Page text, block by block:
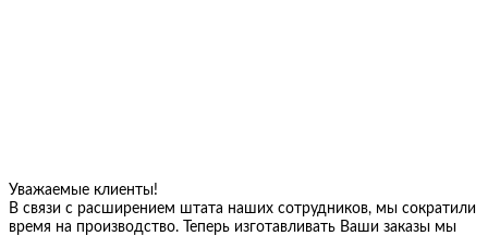
Уважаемые клиенты!
В связи с расширением штата наших сотрудников, мы сократили
время на производство. Теперь изготавливать Ваши заказы мы